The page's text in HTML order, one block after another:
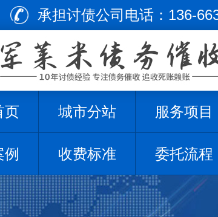
承担讨债公司电话： 136-
页 城市分站 服务项目
收费标准 委托流程